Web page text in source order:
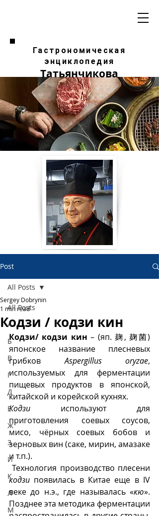
Гастрономическая
энциклопедия
Татьянчикова
Post
All Posts
А
Б
В
Г
Д
Е
Ж
З
И
К
Л
М
All Posts
Кодзи / кодзи кин
Sergey Dobrynin
1 min read
Кодзи/ кодзи кин – (яп. 麹, 麹菌)
японское название плесневых
грибков Aspergillus oryzae,
используемых для ферментации
пищевых продуктов в японской,
китайской и корейской кухнях.
Кодзи используют для
приготовления соевых соусов,
мисо, чёрных соевых бобов и
зерновых вин (саке, мирин, амазаке
и т.п.).
кодзи появилась в Китае еще в IV
веке до н.э., где называлась «кю».
Позднее эта методика ферментации